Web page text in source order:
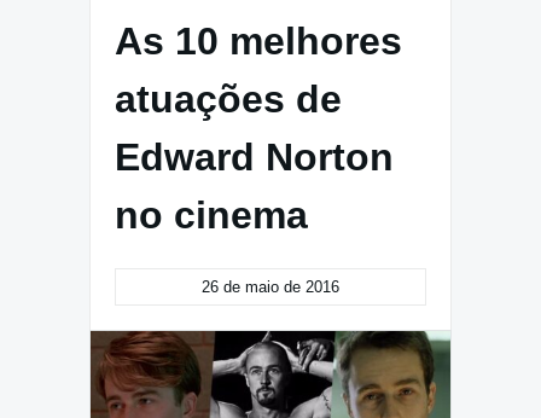
As 10 melhores
atuações de
Edward Norton
no cinema
26 de maio de 2016